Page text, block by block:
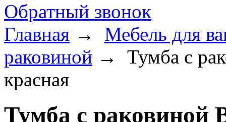
Обратный звонок
Главная → Мебель для
раковиной → Тумба с
красная
Тумба с раковиной